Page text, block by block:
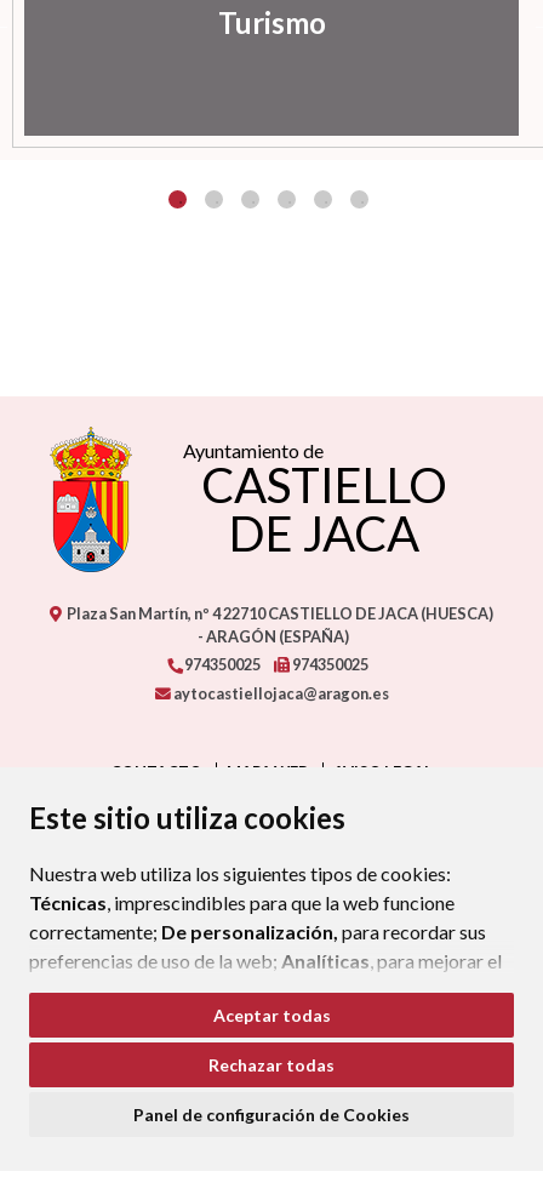
Este sitio utiliza cookies
Nuestra web utiliza los siguientes tipos de cookies:
Técnicas, imprescindibles para que la web funcione
correctamente; De personalización, para recordar sus
preferencias de uso de la web; Analíticas, para mejorar el
funcionamiento de la web y sus servicios.
Si acepta pulsando el botón“Aceptar todas”
consideramos que acepta su uso. Si pulsa el botón
ninguna acción, se guardarán las cookies técnicas
Aceptar todas
Rechazar todas
Panel de configuración de Cookies
Turismo
Ayuntamiento de
CASTIELLO
DE JACA
Plaza San Martín, nº 422710CASTIELLO DE JACA (HUESCA)
- ARAGÓN (ESPAÑA)
974350025
974350025
aytocastiellojaca@aragon.es
CONTACTO MAPA WEB
AVISO LEGAL
PROTECCIÓN DE DATOS
POLÍTICA DE COOKIES